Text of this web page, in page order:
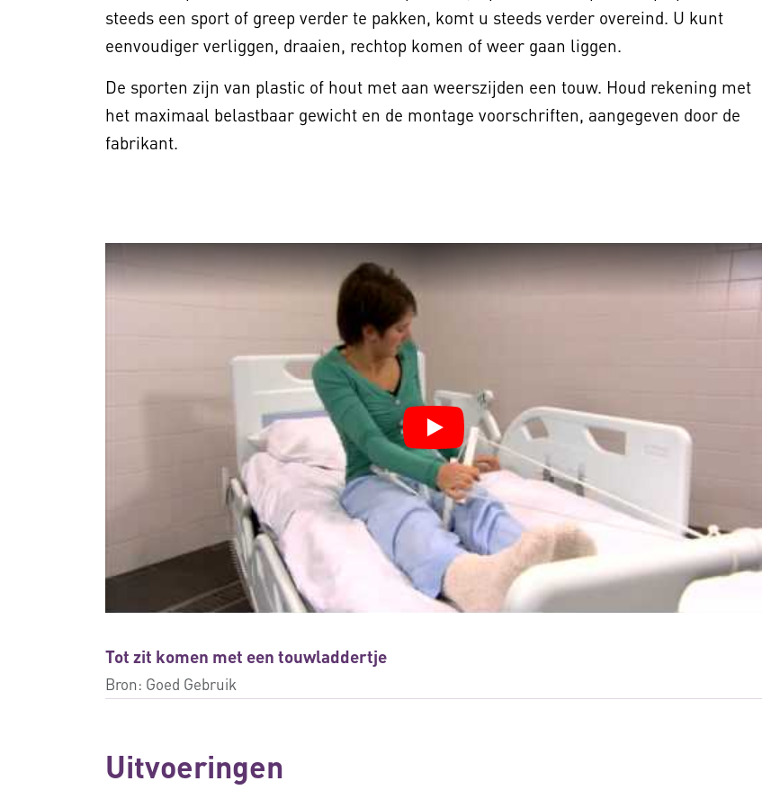
steeds een sport of greep verder te pakken, komt u steeds verder overeind. U kunt
eenvoudiger verliggen, draaien, rechtop komen of weer gaan liggen.
De sporten zijn van plastic of hout met aan weerszijden een touw. Houd rekening met
het maximaal belastbaar gewicht en de montage voorschriften, aangegeven door de
fabrikant.
Tot zit komen met een touwladdertje
Bron: Goed Gebruik
Uitvoeringen